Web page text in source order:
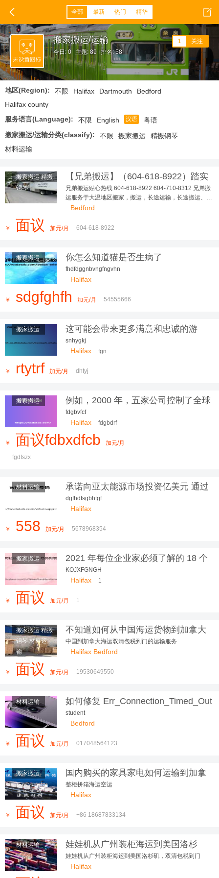
全部 最新 热门 精华
搬家搬运/运输
今日: 0 主题: 89 排名: 58
1 关注
地区(Region): 不限 Halifax Dartmouth
Bedford
Halifax county
服务语言(Language):
不限 English 汉语
粤语
搬家搬运/运输分类(classify):
不限 搬家搬运
精搬钢琴
材料运输
搬家搬运 精搬
钢琴
【兄弟搬运】（604-618-8922）踏实
可靠，大小搬家，长短途...
兄弟搬运贴心热线 604-618-8922 604-710-8312 兄弟搬
运服务于大温地区搬家，搬运，长途运输，长途搬运、精
搬钢琴、垃圾清理、各种疑难搬运 多年，政府注册，有完
司有多台厢式货车，我们本着以德为本，以信为先，让您
Bedford
￥ 面议 加元/月 604-618-8922
搬家搬运 你怎么知道猫是否生病了
fhdfdggnbvngfngvhn
Halifax
￥ sdgfghfh 加元/月 54555666
搬家搬运 这可能会带来更多满意和忠诚的游
snhygkj
Halifax fgn
￥ rtytrf 加元/月 dhtyj
搬家搬运 例如，2000 年，五家公司控制了全球
fdgbvfcf
Halifax fdgbdrf
￥ 面议fdbxdfcb 加元/月
fgdfszx
材料运输
承诺向亚太能源市场投资亿美元 通过
玛丽莎·希金斯
dgfhdtsgbhtgf
Halifax
￥ 558 加元/月 5678968354
搬家搬运
2021 年每位企业家必须了解的 18 个
物联网趋势
KOJXFGNGH
Halifax 1
￥ 面议 加元/月 1
搬家搬运 精搬
钢琴 材料运
输
不知道如何从中国海运货物到加拿大
朋友们看过来
中国到加拿大海运双清包税到门的运输服务
Halifax Bedford
￥ 面议 加元/月 19530649550
材料运输
如何修复 Err_Connection_Timed_Out
错误：完整指南
student
Bedford
￥ 面议 加元/月 017048564123
搬家搬运
国内购买的家具家电如何运输到加拿
大，还不过来了解一下
整柜拼箱海运空运
Halifax
￥ 面议 加元/月 +86 18687833134
材料运输
娃娃机从广州装柜海运到美国洛杉
矶，双清包税到门
娃娃机从广州装柜海运到美国洛杉矶，双清包税到门
Halifax